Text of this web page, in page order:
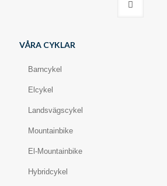
VÅRA CYKLAR
Barncykel
Elcykel
Landsvägscykel
Mountainbike
El-Mountainbike
Hybridcykel